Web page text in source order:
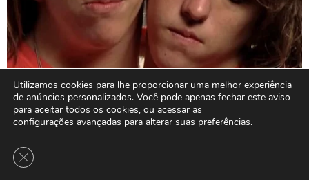
Utilizamos cookies para lhe proporcionar uma melhor experiência
de anúncios personalizados. Você pode apenas fechar este aviso
para aceitar todos os cookies, ou acessar as
configurações avançadas para alterar suas preferências.
Close GDPR Cookie Banner